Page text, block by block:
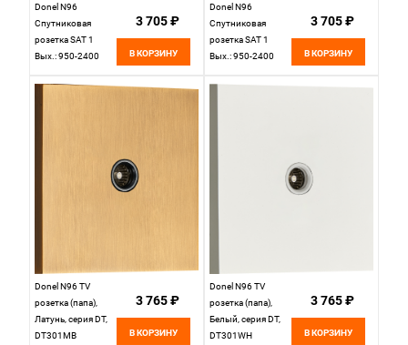
Donel N96
Спутниковая
розетка SAT 1
Вых.: 950-2400
Никель, серия DT,
3 705 ₽
В КОРЗИНУ
Donel N96
Спутниковая
розетка SAT 1
Вых.: 950-2400
3 705 ₽
В КОРЗИНУ
Donel N96 TV
розетка (папа),
Латунь, серия DT,
DT301MB
3 765 ₽
В КОРЗИНУ
Donel N96 TV
розетка (папа),
Белый, серия DT,
DT301WH
3 765 ₽
В КОРЗИНУ